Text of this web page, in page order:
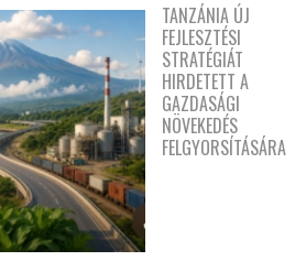
TANZÁNIA ÚJ
FEJLESZTÉSI
STRATÉGIÁT
HIRDETETT A
GAZDASÁGI
NÖVEKEDÉS
FELGYORSÍTÁSÁRA